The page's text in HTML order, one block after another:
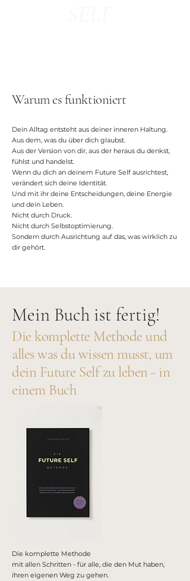
Warum es funktioniert
Dein Alltag entsteht aus deiner inneren Haltung.
Aus dem, was du über dich glaubst.
Aus der Version von dir, aus der heraus du denkst,
fühlst und handelst.
Wenn du dich an deinem Future Self ausrichtest,
verändert sich deine Identität.
Und mit ihr deine Entscheidungen, deine Energie
und dein Leben.
Nicht durch Druck.
Nicht durch Selbstoptimierung.
Sondern durch Ausrichtung auf das, was wirklich zu
dir gehört.
Mein Buch ist fertig!
Die komplette Methode und
alles was du wissen musst, um
dein Future Self zu leben - in
einem Buch
Die komplette Methode
mit allen Schritten - für alle, die den Mut haben,
ihren eigenen Weg zu gehen.